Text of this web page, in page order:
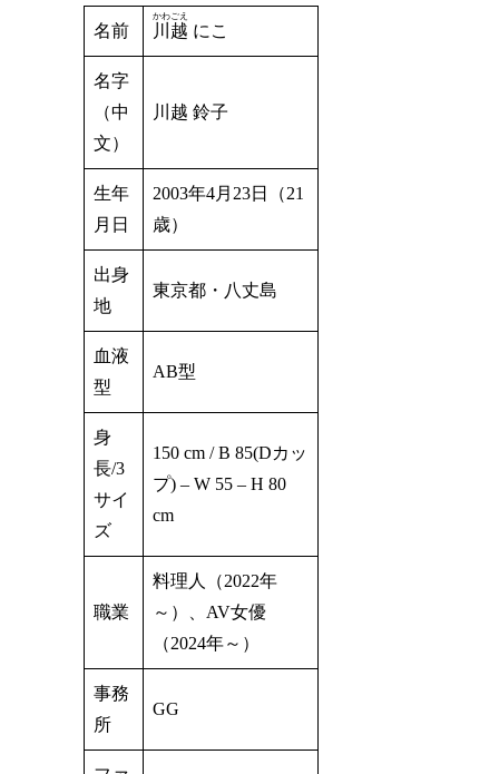
名前 川越
かわごえ
にこ
名字
（中
文）
川越 鈴子
生年
月日
2003年4月23日（21
歳）
出身
地
東京都・八丈島
血液
型
AB型
身
長/3
サイ
ズ
150 cm / B 85(Dカッ
プ) – W 55 – H 80
cm
職業
料理人（2022年
～）、AV女優
（2024年～）
事務
所
GG